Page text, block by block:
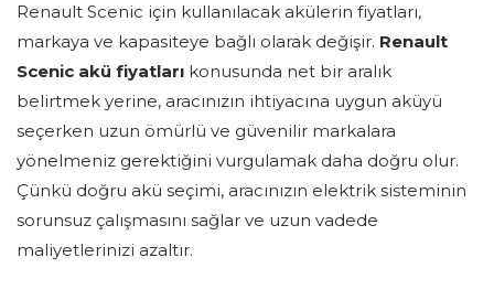
Renault Scenic için kullanılacak akülerin fiyatları,
markaya ve kapasiteye bağlı olarak değişir. Renault
Scenic akü fiyatları konusunda net bir aralık
belirtmek yerine, aracınızın ihtiyacına uygun aküyü
seçerken uzun ömürlü ve güvenilir markalara
yönelmeniz gerektiğini vurgulamak daha doğru olur.
Çünkü doğru akü seçimi, aracınızın elektrik sisteminin
sorunsuz çalışmasını sağlar ve uzun vadede
maliyetlerinizi azaltır.